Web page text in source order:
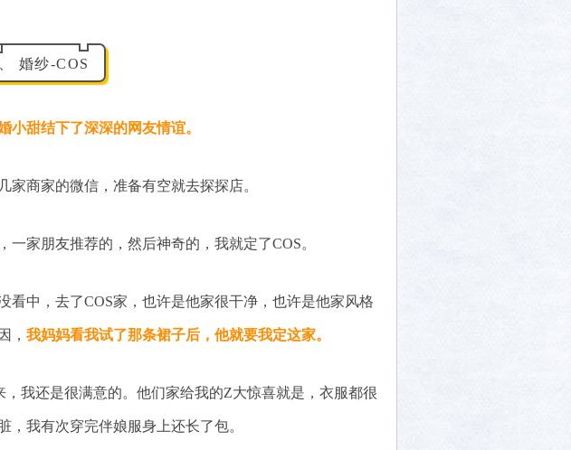
婚纱-COS
小甜结下了深深的网友情谊。
商家的微信，准备有空就去探探店。
家朋友推荐的，然后神奇的，我就定了COS。
看中，去了COS家，也许是他家很干净，也许是他家风格
， 我妈妈看我试了那条裙子后，他就要我定这家。
我还是很满意的。他们家给我的Z大惊喜就是，衣服都很
我有次穿完伴娘服身上还长了包。